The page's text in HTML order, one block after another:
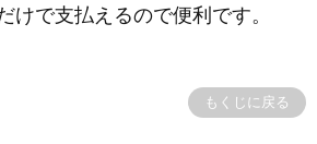
けで支払えるので便利です。
もくじに戻る